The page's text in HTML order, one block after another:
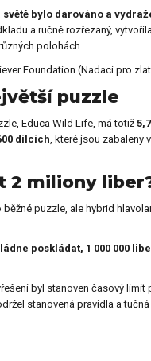
bylo darováno a
a ručně rozřezaný,
polohách.
Foundation (Nadaci pro
puzzle
Educa Wild Life, má totiž
dílcích, které jsou zabaleny
2 miliony
běžné puzzle, ale hybrid
poskládat, 1 000 000
byl stanoven časový limit
stanovená pravidla a